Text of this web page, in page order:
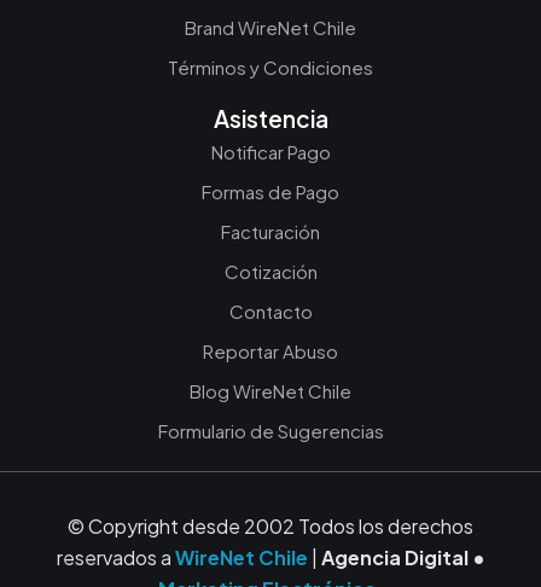
Brand WireNet Chile
Términos y Condiciones
Asistencia
Notificar Pago
Formas de Pago
Facturación
Cotización
Contacto
Reportar Abuso
Blog WireNet Chile
Formulario de Sugerencias
© Copyright desde 2002 Todos los derechos
reservados aWireNet Chile Agencia Digital •